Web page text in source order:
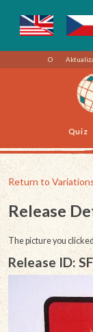
O
Quiz
Return to
Release
The picture you
Release ID: